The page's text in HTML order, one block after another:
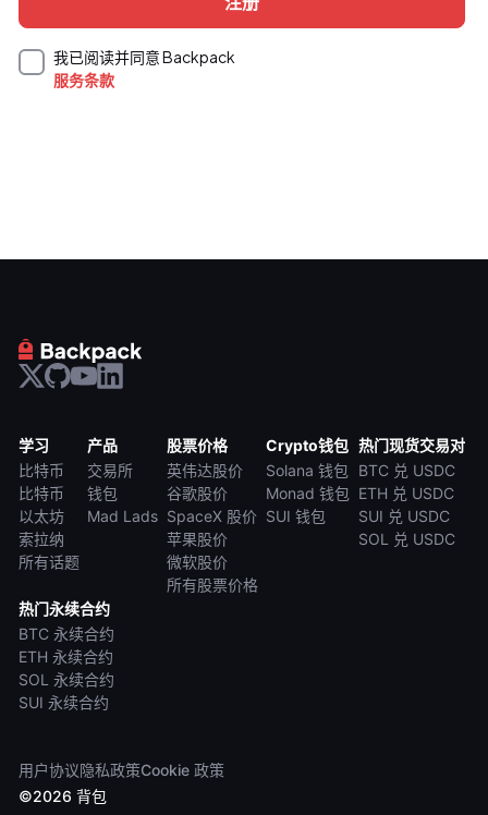
我已阅读并同意 Backpack
服务条款
学习
比特币
比特币
以太坊
索拉纳
所有话题
产品
交易所
钱包
Mad Lads
股票价格
英伟达股价
谷歌股价
SpaceX 股价
苹果股价
微软股价
所有股票价格
Crypto钱包
Solana 钱包
Monad 钱包
SUI 钱包
热门现货交易对
BTC 兑 USDC
ETH 兑 USDC
SUI 兑 USDC
SOL 兑 USDC
热门永续合约
BTC 永续合约
ETH 永续合约
SOL 永续合约
SUI 永续合约
用户协议隐私政策Cookie 政策
©2026 背包